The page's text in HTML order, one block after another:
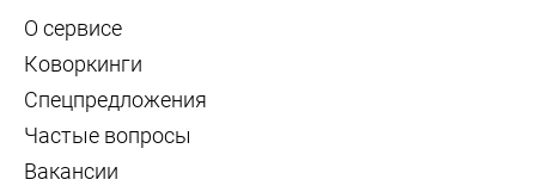
О сервисе
Коворкинги
Спецпредложения
Частые вопросы
Вакансии